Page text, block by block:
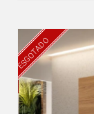
ESGOTADO